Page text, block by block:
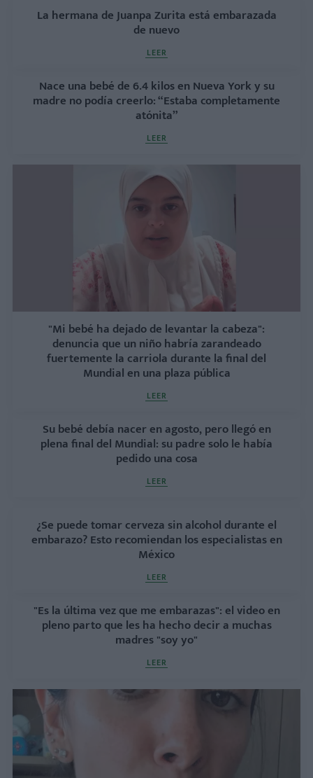
La hermana de Juanpa Zurita está embarazada
de nuevo
LEER
Nace una bebé de 6.4 kilos en Nueva York y su
madre no podía creerlo: “Estaba completamente
atónita”
LEER
"Mi bebé ha dejado de levantar la cabeza":
denuncia que un niño habría zarandeado
fuertemente la carriola durante la final del
Mundial en una plaza pública
LEER
Su bebé debía nacer en agosto, pero llegó en
plena final del Mundial: su padre solo le había
pedido una cosa
LEER
¿Se puede tomar cerveza sin alcohol durante el
embarazo? Esto recomiendan los especialistas en
México
LEER
"Es la última vez que me embarazas": el video en
pleno parto que les ha hecho decir a muchas
madres "soy yo"
LEER